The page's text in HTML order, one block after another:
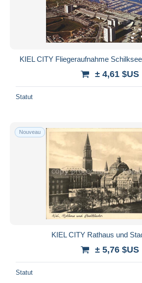
KIEL CITY Fliegeraufnahme
± 4,61 $US
Statut
Nouveau
KIEL CITY Rathaus und
± 5,76 $US
Statut